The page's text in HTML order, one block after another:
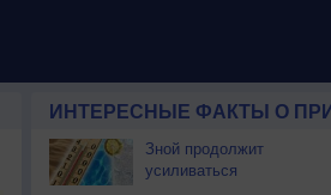
ИНТЕРЕСНЫЕ ФАКТЫ О
Зной продолжит
усиливаться